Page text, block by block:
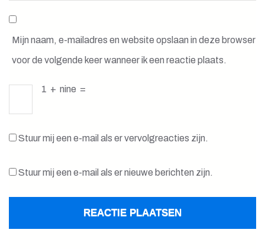
Mijn naam, e-mailadres en website opslaan in deze browser
voor de volgende keer wanneer ik een reactie plaats.
1 + nine =
Stuur mij een e-mail als er vervolgreacties zijn.
Stuur mij een e-mail als er nieuwe berichten zijn.